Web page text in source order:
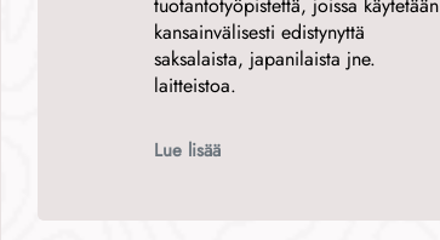
kansainvälisesti edistynyttä
saksalaista, japanilaista jne.
laitteistoa.
Lue lisää